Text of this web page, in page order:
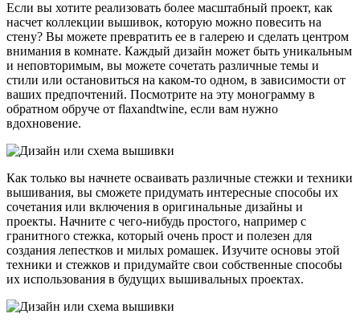
Если вы хотите реализовать более масштабный проект, как
насчет коллекции вышивок, которую можно повесить на
стену? Вы можете превратить ее в галерею и сделать центром
внимания в комнате. Каждый дизайн может быть уникальным
и неповторимым, вы можете сочетать различные темы и
стили или остановиться на каком-то одном, в зависимости от
ваших предпочтений. Посмотрите на эту монограмму в
обратном обруче от flaxandtwine, если вам нужно
вдохновение.
Как только вы начнете осваивать различные стежки и техники
вышивания, вы сможете придумать интересные способы их
сочетания или включения в оригинальные дизайны и
проекты. Начните с чего-нибудь простого, например с
гранитного стежка, который очень прост и полезен для
создания лепестков и милых ромашек. Изучите основы этой
техники и стежков и придумайте свои собственные способы
их использования в будущих вышивальных проектах.